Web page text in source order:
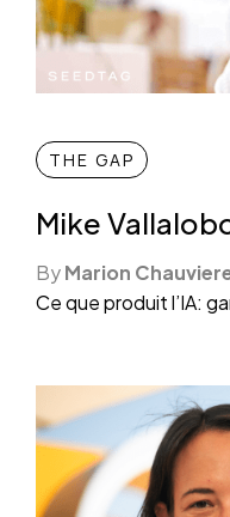
THE GAP
Mike
ByMarion
Ce que produit l’IA: